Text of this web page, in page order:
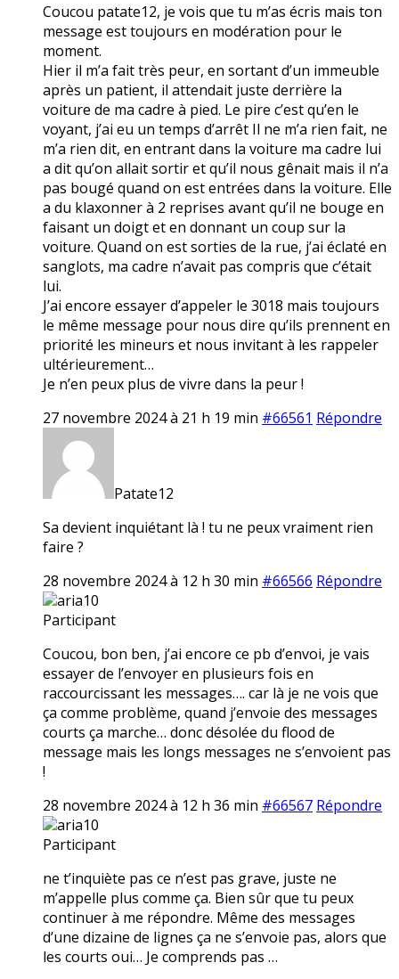
Coucou patate12, je vois que tu m’as écris mais ton
message est toujours en modération pour le
moment.
Hier il m’a fait très peur, en sortant d’un immeuble
après un patient, il attendait juste derrière la
voiture de ma cadre à pied. Le pire c’est qu’en le
voyant, j’ai eu un temps d’arrêt Il ne m’a rien fait, ne
m’a rien dit, en entrant dans la voiture ma cadre lui
a dit qu’on allait sortir et qu’il nous gênait mais il n’a
pas bougé quand on est entrées dans la voiture. Elle
a du klaxonner à 2 reprises avant qu’il ne bouge en
faisant un doigt et en donnant un coup sur la
voiture. Quand on est sorties de la rue, j’ai éclaté en
sanglots, ma cadre n’avait pas compris que c’était
lui.
J’ai encore essayer d’appeler le 3018 mais toujours
le même message pour nous dire qu’ils prennent en
priorité les mineurs et nous invitant à les rappeler
ultérieurement…
Je n’en peux plus de vivre dans la peur !
27 novembre 2024 à 21 h 19 min #66561 Répondre
Patate12
Sa devient inquiétant là ! tu ne peux vraiment rien
faire ?
28 novembre 2024 à 12 h 30 min #66566 Répondre
aria10
Participant
Coucou, bon ben, j’ai encore ce pb d’envoi, je vais
essayer de l’envoyer en plusieurs fois en
raccourcissant les messages…. car là je ne vois que
ça comme problème, quand j’envoie des messages
courts ça marche… donc désolée du flood de
message mais les longs messages ne s’envoient pas
!
28 novembre 2024 à 12 h 36 min #66567 Répondre
aria10
Participant
ne t’inquiète pas ce n’est pas grave, juste ne
m’appelle plus comme ça. Bien sûr que tu peux
continuer à me répondre. Même des messages
d’une dizaine de lignes ça ne s’envoie pas, alors que
les courts oui… Je comprends pas …